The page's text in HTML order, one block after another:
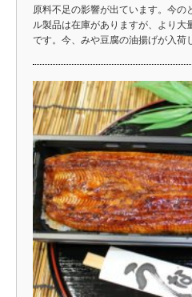
原料不足の影響が出ています。今の
ル製品は在庫がありますが、より大
です。今、みや豆腐の油揚げが入荷